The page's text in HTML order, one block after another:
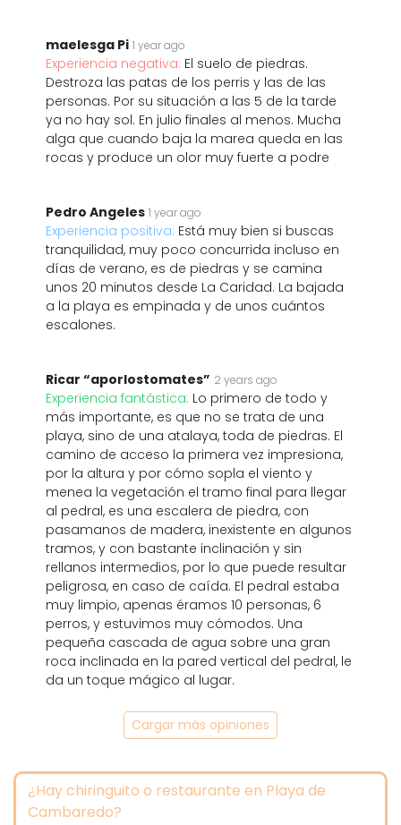
maelesga Pi 1 year ago
Experiencia negativa: El suelo de piedras.
Destroza las patas de los perris y las de las
personas. Por su situación a las 5 de la tarde
ya no hay sol. En julio finales al menos. Mucha
alga que cuando baja la marea queda en las
rocas y produce un olor muy fuerte a podre
Pedro Angeles 1 year ago
Experiencia positiva: Está muy bien si buscas
tranquilidad, muy poco concurrida incluso en
días de verano, es de piedras y se camina
unos 20 minutos desde La Caridad. La bajada
a la playa es empinada y de unos cuántos
escalones.
Ricar “aporlostomates” 2 years ago
Experiencia fantástica: Lo primero de todo y
más importante, es que no se trata de una
playa, sino de una atalaya, toda de piedras. El
camino de acceso la primera vez impresiona,
por la altura y por cómo sopla el viento y
menea la vegetación el tramo final para llegar
al pedral, es una escalera de piedra, con
pasamanos de madera, inexistente en algunos
tramos, y con bastante inclinación y sin
rellanos intermedios, por lo que puede resultar
peligrosa, en caso de caída. El pedral estaba
muy limpio, apenas éramos 10 personas, 6
perros, y estuvimos muy cómodos. Una
pequeña cascada de agua sobre una gran
roca inclinada en la pared vertical del pedral, le
da un toque mágico al lugar.
Cargar más opiniones
¿Hay chiringuito o restaurante en Playa de
Cambaredo?